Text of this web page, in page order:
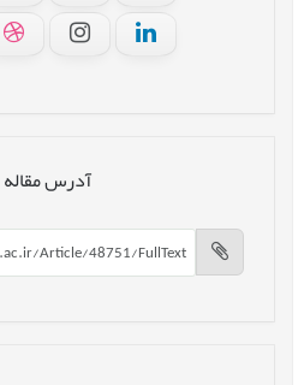
آدرس مقاله